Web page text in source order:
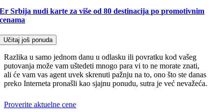
Er Srbija nudi karte za više od 80 destinacija po promotivnim
cenama
Učitaj još ponuda
Razlika u samo jednom danu u odlasku ili povratku kod vašeg
putovanja može vam uštedeti mnogo para vi to ne morate znati,
ali će vam vas agent uvek skrenuti pažnju na to, ono što ste danas
preko Interneta pronašli kao sjajnu ponudu, sutra je već nevažeća.
Proverite aktuelne cene